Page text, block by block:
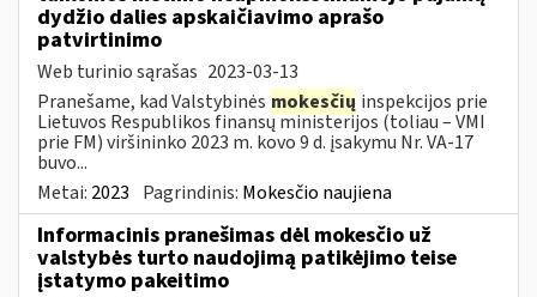
dydžio dalies apskaičiavimo aprašo
patvirtinimo
Web turinio sąrašas 2023-03-13
Pranešame, kad Valstybinės mokesčių inspekcijos prie
Lietuvos Respublikos finansų ministerijos (toliau – VMI
prie FM) viršininko 2023 m. kovo 9 d. įsakymu Nr. VA-17
buvo...
Metai: 2023 Pagrindinis: Mokesčio naujiena
Informacinis pranešimas dėl mokesčio už
valstybės turto naudojimą patikėjimo teise
įstatymo pakeitimo